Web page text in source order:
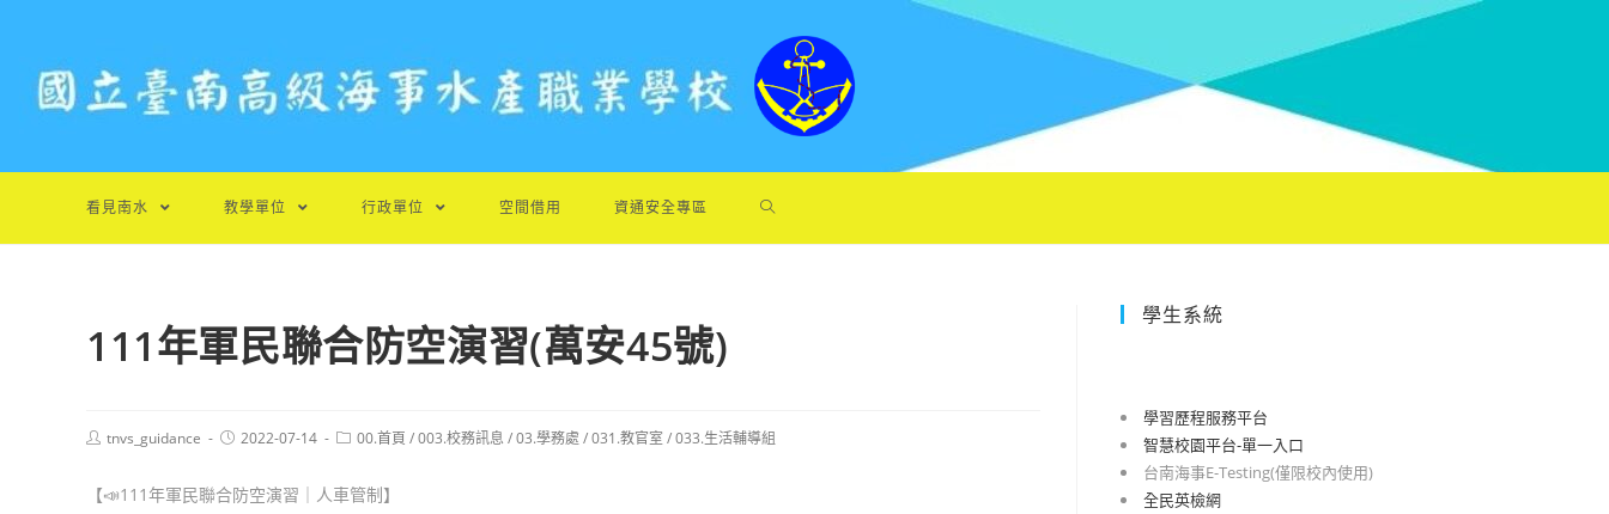
看見南水 教學單位 行政單位 空間借用 資通安全專區
111年軍民聯合防空演習(萬安45號)
Posttnvs_guidance
Post2022-07-14
Post00.首頁 /003.校務訊息 /03.學務處 /031.教官室 /033.生活輔導組
【📣111年軍民聯合防空演習｜人車管制】
學生系統
學習歷程服務平台
智慧校園平台-單一入口
台南海事E-Testing(僅限校內使用)
全民英檢網